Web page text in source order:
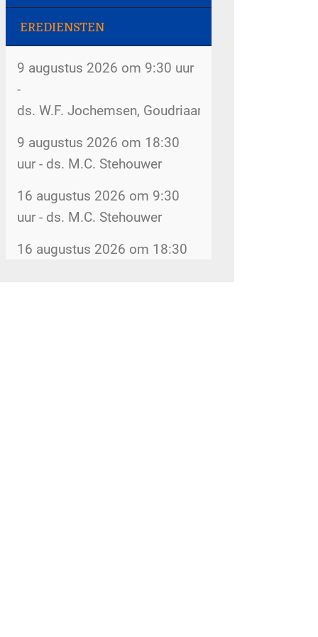
2026 Dorpsstraat 207
Rommelmarkt - 8 augustus
2026 Dorpsstraat 207
2026 kerk
Rommelmarkt - 12 augustus
2026 Dorpsstraat 207
Rommelmarkt - 14 augustus
2026 Dorpsstraat 207
Kopij kerkbode - 14 augustus
Kerkboekje voor kinderen - 30
juli 2026
29 juli 2026
Wijkindeling - 17 juli 2026
Omzien naar elkaar - 17 juli
2026
Belijdenis doen - 15 juli 2026
Veranderingen kerkenraad - 3
EREDIENSTEN
9 augustus 2026 om 9:30 uur
-
ds. W.F. Jochemsen, Goudriaan
9 augustus 2026 om 18:30
uur - ds. M.C. Stehouwer
16 augustus 2026 om 9:30
uur - ds. M.C. Stehouwer
16 augustus 2026 om 18:30